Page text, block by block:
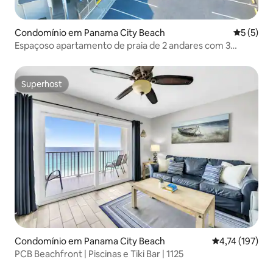
Condomínio em Panama City Beach
5 (5)
Espaçoso apartamento de praia de 2 andares com 3
Superhost
Superhost
Condomínio em Panama City Beach Classificação
4,74 (197)
PCB Beachfront | Piscinas e Tiki Bar | 1125